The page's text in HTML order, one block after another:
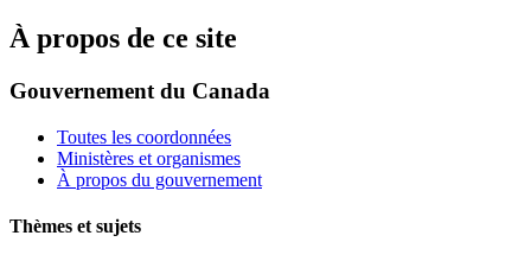
À propos de ce site
Gouvernement du Canada
Toutes les coordonnées
Ministères et organismes
À propos du gouvernement
Thèmes et sujets